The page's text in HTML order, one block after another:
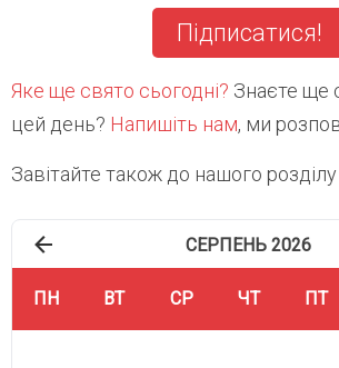
Підписатися!
Яке ще свято сьогодні? Знаєте ще
цей день? Напишіть нам, ми
Завітайте також до нашого розділу
СЕРПЕНЬ 2026
ПН ВТ СР ЧТ ПТ